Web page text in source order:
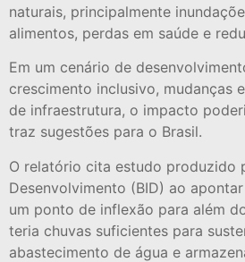
naturais, principalmente
alimentos, perdas em saúde e
Em um cenário de
crescimento inclusivo, mudanças
de infraestrutura, o impacto
traz sugestões para o Brasil.
O relatório cita estudo produzido
Desenvolvimento (BID) ao
um ponto de inflexão para além
teria chuvas suficientes para
abastecimento de água e